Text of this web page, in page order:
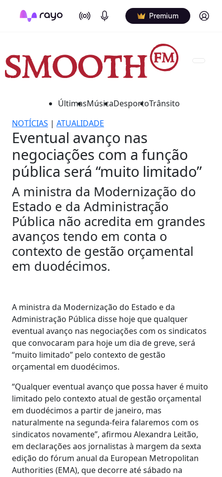
On Air Podcasts Premium Log in
ÚltimasMúsicaDesportoTrânsito
NOTÍCIAS | ATUALIDADE
Eventual avanço nas
negociações com a função
pública será “muito limitado”
A ministra da Modernização do
Estado e da Administração
Pública não acredita em grandes
avanços tendo em conta o
contexto de gestão orçamental
em duodécimos.
A ministra da Modernização do Estado e da
Administração Pública disse hoje que qualquer
eventual avanço nas negociações com os sindicatos
que convocaram para hoje um dia de greve, será
“muito limitado” pelo contexto de gestão
orçamental em duodécimos.
“Qualquer eventual avanço que possa haver é muito
limitado pelo contexto atual de gestão orçamental
em duodécimos a partir de janeiro, mas
naturalmente na segunda-feira falaremos com os
sindicatos novamente”, afirmou Alexandra Leitão,
em declarações aos jornalistas à margem da sexta
edição do fórum anual da European Metropolitan
Authorities (EMA), que decorre até sábado na